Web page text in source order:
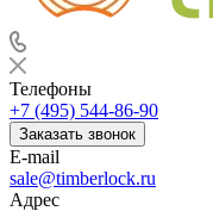
Телефоны
+7 (495) 544-86-90
Заказать звонок
E-mail
sale@timberlock.ru
Адрес